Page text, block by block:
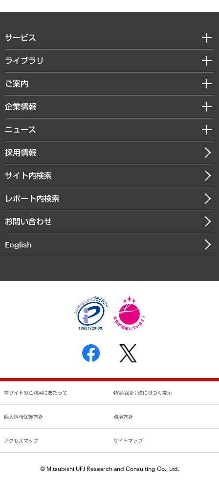
サービス
経営戦略
組織・人事戦略
デジタルイノベーション
共生・ダイバーシティ
GRC（ガバナンス・リスク・コンプライアンス）・防災（政策）
経済・産業・雇用・労働
まちづくり・観光・交通・スポーツ・スマートシティ
自然資源・農林水産業・食料システム
ライブラリ
経済調査
レポート
コラム
経営用語集
受託・受注実績（官公庁関連）
メディア掲載・出演
ご案内
セミナー・イベント情報
MUFGビジネスセミナー
受託案件情報
企業情報
私たちの想い
社長メッセージ
会社概要
沿革
組織図・本部部室紹介
インドネシア現地法人
個人情報保護方針
反社会的勢力に対する基本方針
書面による個人情報の開示等の請求の手続きについて
ニュース
ニュースリリース
お知らせ
採用情報
サイト内検索
レポート内検索
お問い合わせ
English
本サイトのご利用にあたって 特定商取引法に基づく提示
個人情報保護方針 環境方針
アクセスマップ サイトマップ
© Mitsubishi UFJ Research and Consulting Co., Ltd.